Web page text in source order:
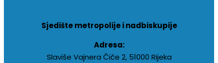
Sjedište metropolije i nadbiskupije
Adresa:
Slaviše Vajnera Čiče 2, 51000 Rijeka